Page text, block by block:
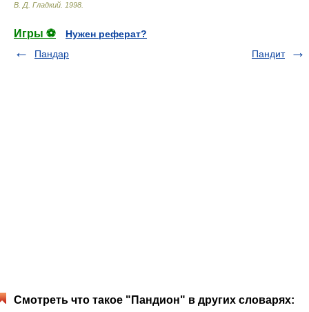
В. Д. Гладкий 1998
Игры ⚽
Нужен реферат?
Пандар
Пандит
Смотреть что такое "Пандион" в других словарях: